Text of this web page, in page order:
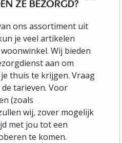
ZE BEZORGD?
ons assortiment uit
je veel artikelen
Wij bieden
aan om
thuis te krijgen. Vraag
tarieven. Voor
(zoals
wij, zover mogelijk
met jou tot een
te komen.